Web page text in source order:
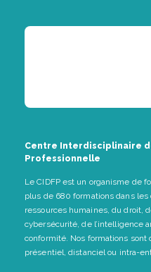
Centre Interdisciplinaire
Professionnelle
Le CIDFP est un organisme de
plus de 680 formations dans
ressources humaines, du droit,
cybersécurité, de l’intelligence
conformité. Nos formations sont
présentiel, distanciel ou intra-